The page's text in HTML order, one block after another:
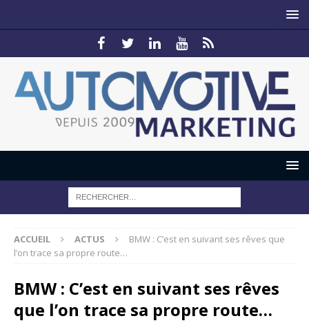
ACCUEIL ACTUS
BMW : C’est en suivant ses rêves que
l’on trace sa propre route…
BMW : C’est en suivant ses rêves
que l’on trace sa propre route…